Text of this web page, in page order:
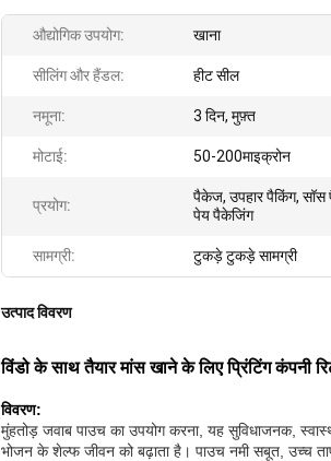
औद्योगिक उपयोग: खाना
सीलिंग और हैंडल: हीट सील
नमूना: 3 दिन, मुफ़्त
मोटाई: 50-200माइक्रोन
प्रयोग:
पैकेज, उपहार पैकिंग, सॉस
पेय पैकेजिंग
सामग्री: टुकड़े टुकड़े सामग्री
उत्पाद विवरण
विंडो के साथ तैयार मांस खाने के लिए प्रिंटिंग कंपनी
विवरण:
मुंहतोड़ जवाब पाउच का उपयोग करना, यह सुविधाजनक,
भोजन के शेल्फ जीवन को बढ़ाता है। पाउच नमी सबूत, उच्च